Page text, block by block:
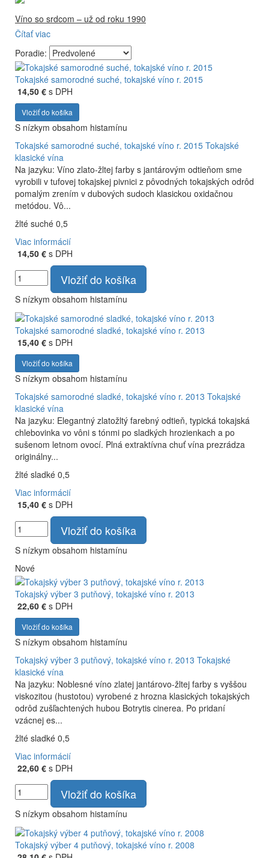
Víno so srdcom – už od roku 1990
Firma Ostrožovič je najstaršou privátnou firmou na
slovenskom Tokaji.
Vyrábame kvalitné odrodové a výberové vína. Ako prví sme
priniesli na slovenský trh sólo spracované vína z tokajských
odrôd Furmint, Lipovina a Muškát žltý reduktívnou
technológiou. Hrozno spracúvame najmodernejšími
technológiami, vrátane riadenej fermentácie.
Čítať viac
Poradie:
Tokajské samorodné suché, tokajské víno r. 2015
14,50 € s DPH
Vložiť do košíka
S nízkym obsahom histamínu
Tokajské samorodné suché, tokajské víno r. 2015 Tokajské
klasické vína
Na jazyku: Víno zlato-žltej farby s jantárovým odtieňom sme
vyrobili v tufovej tokajskej pivnici z pôvodných tokajských odrôd
pomalým zrením v dubových sudoch klasickou oxidačnou
metódou. Vô...
žlté suché 0,5
Viac informácií
14,50 € s DPH
Vložiť do košíka
S nízkym obsahom histamínu
Tokajské samorodné sladké, tokajské víno r. 2013
15,40 € s DPH
Vložiť do košíka
S nízkym obsahom histamínu
Tokajské samorodné sladké, tokajské víno r. 2013 Tokajské
klasické vína
Na jazyku: Elegantný zlatožltý farebný odtieň, typická tokajská
chlebovinka vo vôni s tónmi po sladkých hrozienkach a po
sušenom letnom ovocí. Plná extraktívna chuť vína prezrádza
originálny...
žlté sladké 0,5
Viac informácií
15,40 € s DPH
Vložiť do košíka
S nízkym obsahom histamínu
Nové
Tokajský výber 3 putňový, tokajské víno r. 2013
22,60 € s DPH
Vložiť do košíka
S nízkym obsahom histamínu
Tokajský výber 3 putňový, tokajské víno r. 2013 Tokajské
klasické vína
Na jazyku: Noblesné víno zlatej jantárovo-žltej farby s vyššou
viskozitou (hustotou) vyrobené z hrozna klasických tokajských
odrôd zušľachtených hubou Botrytis cinerea. Po pridaní
vzácnej es...
žlté sladké 0,5
Viac informácií
22,60 € s DPH
Vložiť do košíka
S nízkym obsahom histamínu
Tokajský výber 4 putňový, tokajské víno r. 2008